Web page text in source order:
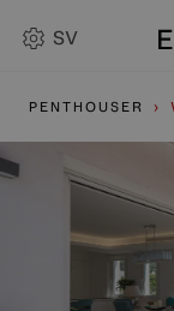
SV
PENTHOUSER